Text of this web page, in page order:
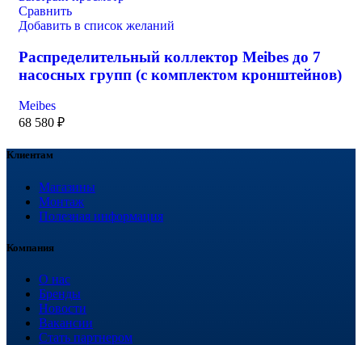
Сравнить
Добавить в список желаний
Распределительный коллектор Meibes до 7
насосных групп (с комплектом кронштейнов)
Meibes
68 580 ₽
Клиентам
Магазины
Монтаж
Полезная информация
Компания
О нас
Бренды
Новости
Вакансии
Стать партнером